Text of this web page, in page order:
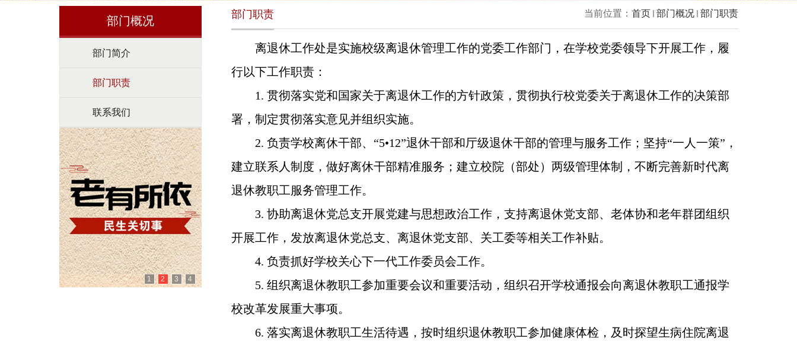
部门概况
部门简介
部门职责
联系我们
1 2 3 4
当前位置： 首页 部门概况 部门职责
部门职责
离退休工作处是实施校级离退休管理工作的党委工作部门，在学校党委领导下开展工作，履
行以下工作职责：
1. 贯彻落实党和国家关于离退休工作的方针政策，贯彻执行校党委关于离退休工作的决策部
署，制定贯彻落实意见并组织实施。
2. 负责学校离休干部、“5•12”退休干部和厅级退休干部的管理与服务工作；坚持“一人一策”，
建立联系人制度，做好离休干部精准服务；建立校院（部处）两级管理体制，不断完善新时代离
退休教职工服务管理工作。
3. 协助离退休党总支开展党建与思想政治工作，支持离退休党支部、老体协和老年群团组织
开展工作，发放离退休党总支、离退休党支部、关工委等相关工作补贴。
4. 负责抓好学校关心下一代工作委员会工作。
5. 组织离退休教职工参加重要会议和重要活动，组织召开学校通报会向离退休教职工通报学
校改革发展重大事项。
6. 落实离退休教职工生活待遇，按时组织退休教职工参加健康体检，及时探望生病住院离退